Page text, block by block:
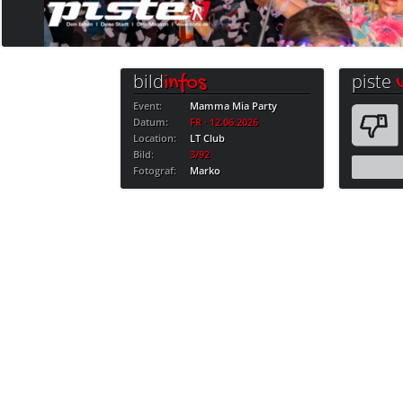
bildinfos
Event:
Mamma Mia Party
Datum:
FR · 12.06.2026
Location:
LT Club
Bild:
3/92
Fotograf:
Marko
piste